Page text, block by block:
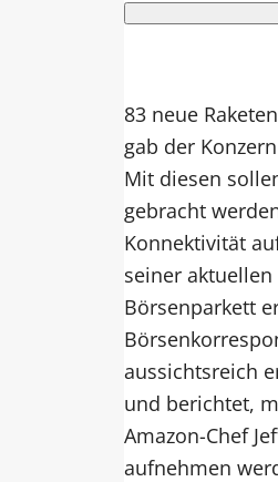
83 neue
gab der
Mit diesen
gebracht
Konnektivität
seiner
Börsenparkett
aussichtsreich
und berichtet,
Amazon-Chef
aufnehmen